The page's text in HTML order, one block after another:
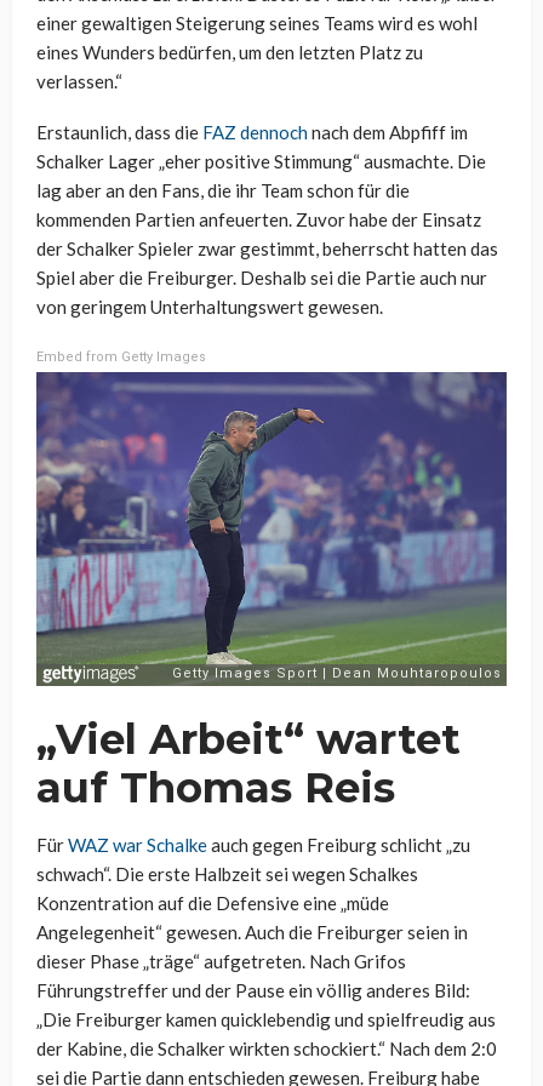
einer gewaltigen Steigerung seines Teams wird es wohl
eines Wunders bedürfen, um den letzten Platz zu
verlassen.“
Erstaunlich, dass die FAZ dennochnach dem Abpfiff im
Schalker Lager „eher positive Stimmung“ ausmachte. Die
lag aber an den Fans, die ihr Team schon für die
kommenden Partien anfeuerten. Zuvor habe der Einsatz
der Schalker Spieler zwar gestimmt, beherrscht hatten das
Spiel aber die Freiburger. Deshalb sei die Partie auch nur
von geringem Unterhaltungswert gewesen.
Embed from Getty Images
„Viel Arbeit“ wartet
auf Thomas Reis
FürWAZ war Schalkeauch gegen Freiburg schlicht „zu
schwach“. Die erste Halbzeit sei wegen Schalkes
Konzentration auf die Defensive eine „müde
Angelegenheit“ gewesen. Auch die Freiburger seien in
dieser Phase „träge“ aufgetreten. Nach Grifos
Führungstreffer und der Pause ein völlig anderes Bild:
„Die Freiburger kamen quicklebendig und spielfreudig aus
der Kabine, die Schalker wirkten schockiert.“ Nach dem 2:0
sei die Partie dann entschieden gewesen. Freiburg habe